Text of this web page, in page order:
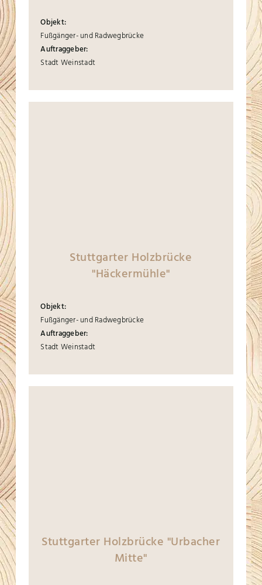
Objekt:
Fußgänger- und Radwegbrücke
Auftraggeber:
Stadt Weinstadt
Stuttgarter Holzbrücke
"Häckermühle"
Objekt:
Fußgänger- und Radwegbrücke
Auftraggeber:
Stadt Weinstadt
Stuttgarter Holzbrücke "Urbacher
Mitte"